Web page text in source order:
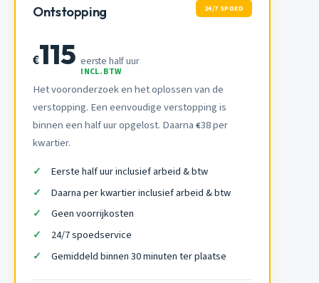
Ontstopping 24/7 SPOED
€115 eerste half uur
INCL. BTW
Het vooronderzoek en het oplossen van de
verstopping. Een eenvoudige verstopping is
binnen een half uur opgelost. Daarna €38 per
kwartier.
Eerste half uur inclusief arbeid & btw
Daarna per kwartier inclusief arbeid & btw
Geen voorrijkosten
24/7 spoedservice
Gemiddeld binnen 30 minuten ter plaatse